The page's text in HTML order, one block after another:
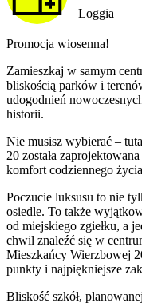
Loggia
Promocja wiosenna!
Zamieszkaj w samym
bliskością parków i
udogodnień
historii.
Nie musisz wybierać –
20 została
komfort codziennego
Poczucie luksusu to nie
osiedle. To także
od miejskiego zgiełku, a
chwil znaleźć się w
Mieszkańcy Wierzbowej
punkty i najpiękniejsze
Bliskość szkół,